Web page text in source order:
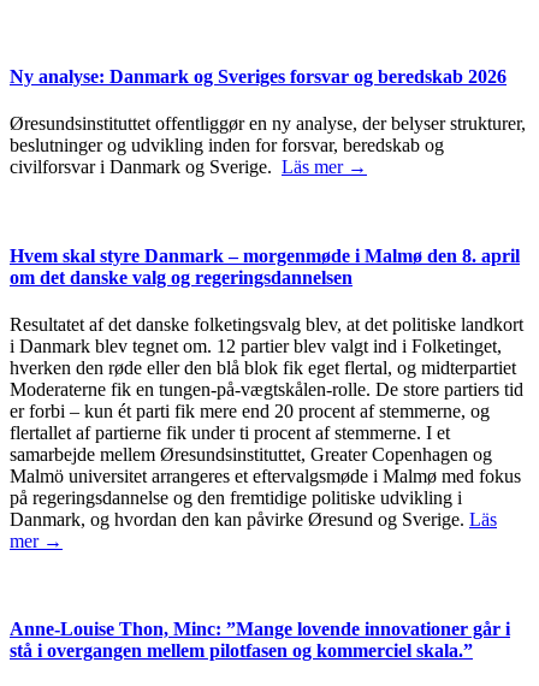
Ny analyse: Danmark og Sveriges forsvar og beredskab 2026
Øresundsinstituttet offentliggør en ny analyse, der belyser strukturer,
beslutninger og udvikling inden for forsvar, beredskab og
civilforsvar i Danmark og Sverige. Läs mer →
Hvem skal styre Danmark – morgenmøde i Malmø den 8. april
om det danske valg og regeringsdannelsen
Resultatet af det danske folketingsvalg blev, at det politiske landkort
i Danmark blev tegnet om. 12 partier blev valgt ind i Folketinget,
hverken den røde eller den blå blok fik eget flertal, og midterpartiet
Moderaterne fik en tungen-på-vægtskålen-rolle. De store partiers tid
er forbi – kun ét parti fik mere end 20 procent af stemmerne, og
flertallet af partierne fik under ti procent af stemmerne. I et
samarbejde mellem Øresundsinstituttet, Greater Copenhagen og
Malmö universitet arrangeres et eftervalgsmøde i Malmø med fokus
på regeringsdannelse og den fremtidige politiske udvikling i
Danmark, og hvordan den kan påvirke Øresund og Sverige. Läs
mer →
Anne-Louise Thon, Minc: ”Mange lovende innovationer går i
stå i overgangen mellem pilotfasen og kommerciel skala.”